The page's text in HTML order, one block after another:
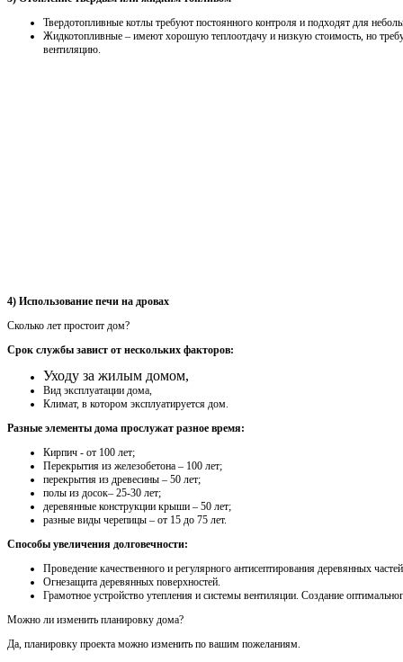
Твердотопливные котлы требуют постоянного контроля и подходят для
Жидкотопливные – имеют хорошую теплоотдачу и низкую стоимость, но
вентиляцию.
4) Использование печи на дровах
Сколько лет простоит дом?
Срок службы завист от нескольких факторов:
Уходу за жилым домом,
Вид эксплуатации дома,
Климат, в котором эксплуатируется дом.
Разные элементы дома прослужат разное время:
Кирпич - от 100 лет;
Перекрытия из железобетона – 100 лет;
перекрытия из древесины – 50 лет;
полы из досок– 25-30 лет;
деревянные конструкции крыши – 50 лет;
разные виды черепицы – от 15 до 75 лет.
Способы увеличения долговечности:
Проведение качественного и регулярного антисептирования деревянных
Огнезащита деревянных поверхностей.
Грамотное устройство утепления и системы вентиляции. Создание
Можно ли изменить планировку дома?
Да, планировку проекта можно изменить по вашим пожеланиям.